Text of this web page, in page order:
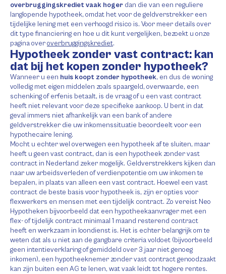
overbruggingskrediet vaak hoger dan die van een reguliere
langlopende hypotheek, omdat het voor de geldverstrekker een
tijdelijke lening met een verhoogd risico is. Voor meer details over
dit type financiering en hoe u dit kunt vergelijken, bezoekt u onze
pagina overoverbruggingskrediet.
Hypotheek zonder vast contract: kan
dat bij het kopen zonder hypotheek?
Wanneer u een huis koopt zonder hypotheek, en dus de woning
volledig met eigen middelen zoals spaargeld, overwaarde, een
schenking of erfenis betaalt, is de vraag of u een vast contract
heeft niet relevant voor deze specifieke aankoop. U bent in dat
geval immers niet afhankelijk van een bank of andere
geldverstrekker die uw inkomenssituatie beoordeelt voor een
hypothecaire lening.
Mocht u echter wel overwegen een hypotheek af te sluiten, maar
heeft u geen vast contract, dan is een hypotheek zonder vast
contract in Nederland zeker mogelijk. Geldverstrekkers kijken dan
naar uw arbeidsverleden of verdienpotentie om uw inkomen te
bepalen, in plaats van alleen een vast contract. Hoewel een vast
contract de beste basis voor hypotheek is, zijn er opties voor
flexwerkers en mensen met een tijdelijk contract. Zo vereist Neo
Hypotheken bijvoorbeeld dat een hypotheekaanvrager met een
flex- of tijdelijk contract minimaal 1 maand resterend contract
heeft en werkzaam in loondienst is. Het is echter belangrijk om te
weten dat als u niet aan de gangbare criteria voldoet (bijvoorbeeld
geen intentieverklaring of gemiddeld over 3 jaar niet genoeg
inkomen), een hypotheeknemer zonder vast contract genoodzaakt
kan zijn buiten een AG te lenen, wat vaak leidt tot hogere rentes.